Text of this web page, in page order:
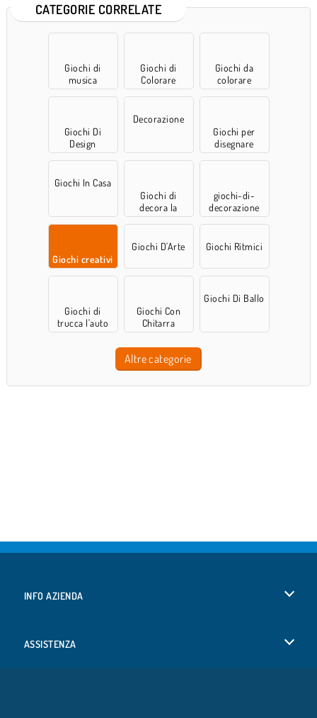
CATEGORIE CORRELATE
Giochi di
musica
Giochi di
Colorare
Giochi da
colorare
Giochi Di
Design
Decorazione
Giochi per
disegnare
Giochi In Casa
Giochi di
decora la
stanza
giochi-di-
decorazione
Giochi creativi
Giochi D'Arte Giochi Ritmici
Giochi di
trucca l'auto
Giochi Con
Chitarra
Giochi Di Ballo
Altre categorie
INFO AZIENDA
ASSISTENZA